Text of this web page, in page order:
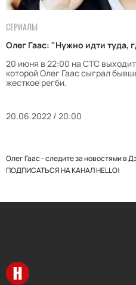
СЕРИАЛЫ
Олег Гаас: "Нужно идти туда,
20 июня в 22:00 на СТС
которой Олег Гаас сыграл
жесткое регби.
20.06.2022 / 20:00
Олег Гаас - следите за новостями в
ПОДПИСАТЬСЯ НА КАНАЛ HELLO!
Перейти на главную